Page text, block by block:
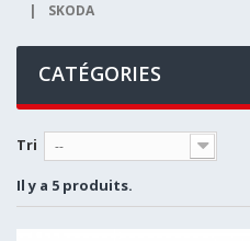
|
SKODA
CATÉGORIES
Tri --
Il y a 5 produits.